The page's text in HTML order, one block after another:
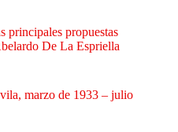
principales propuestas
De La Espriella
marzo de 1933 – julio